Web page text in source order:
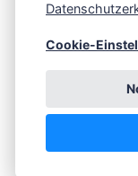
Impressum
Cookie-